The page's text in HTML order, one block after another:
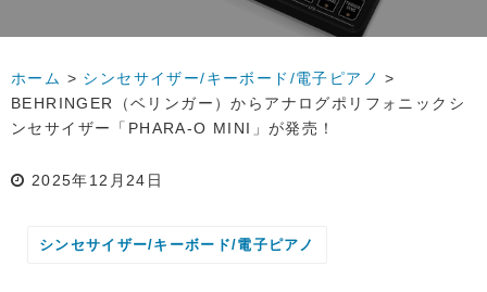
ホーム > シンセサイザー/キーボード/電子ピアノ >
BEHRINGER（ベリンガー）からアナログポリフォニックシ
ンセサイザー「PHARA-O MINI」が発売！
2025年12月24日
シンセサイザー/キーボード/電子ピアノ